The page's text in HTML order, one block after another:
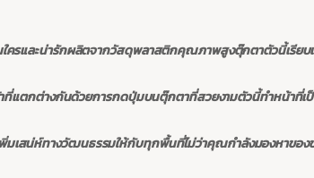
ใครและน่ารักผลิตจากวัสดุพลาสติกคุณภาพสูงตุ๊กตาตัวนี้เรี
าที่แตกต่างกันด้วยการกดปุ่มบนตุ๊กตาที่สวยงามตัวนี้ทำหน้
เสน่ห์ทางวัฒนธรรมให้กับทุกพื้นที่ไม่ว่าคุณกำลังมองหาขอ